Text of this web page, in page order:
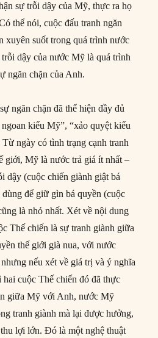
sự trỗi dậy của Mỹ, thực ra họ
thể nói, cuộc đấu tranh ngăn
xuyên suốt trong quá trình nước
dậy của nước Mỹ là quá trình
ngăn chặn của Anh.
ngăn chặn đã thể hiện đầy đủ
kiểu Mỹ”, “xảo quyệt kiểu
ngày có tình trạng cạnh tranh
giới, Mỹ là nước trả giá ít nhất –
dậy (cuộc chiến giành giật bá
để giữ gìn bá quyền (cuộc
là nhỏ nhất. Xét về nội dung
Thế chiến là sự tranh giành giữa
thế giới già nua, với nước
nếu xét về giá trị và ý nghĩa
cuộc Thế chiến đó đã thực
giữa Mỹ với Anh, nước Mỹ
tranh giành mà lại được hưởng,
lợi lớn. Đó là một nghệ thuật